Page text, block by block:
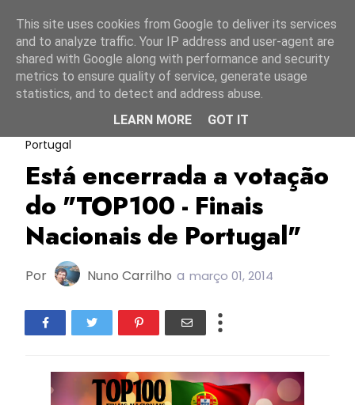
ESC Portugal
Top 100 Finais Nacionais De
Portugal
Está encerrada a votação
do "TOP100 - Finais
Nacionais de Portugal"
Por Nuno Carrilho a março 01, 2014
This site uses cookies from Google to deliver its services
and to analyze traffic. Your IP address and user-agent are
shared with Google along with performance and security
metrics to ensure quality of service, generate usage
statistics, and to detect and address abuse.
LEARN MORE
GOT IT